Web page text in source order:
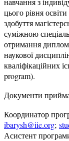
цього рівня
здобуття
суміжною
отримання
наукової
кваліфікаційних
program).
Документи
Координатор
ibarysh@iie.org;
Асистент